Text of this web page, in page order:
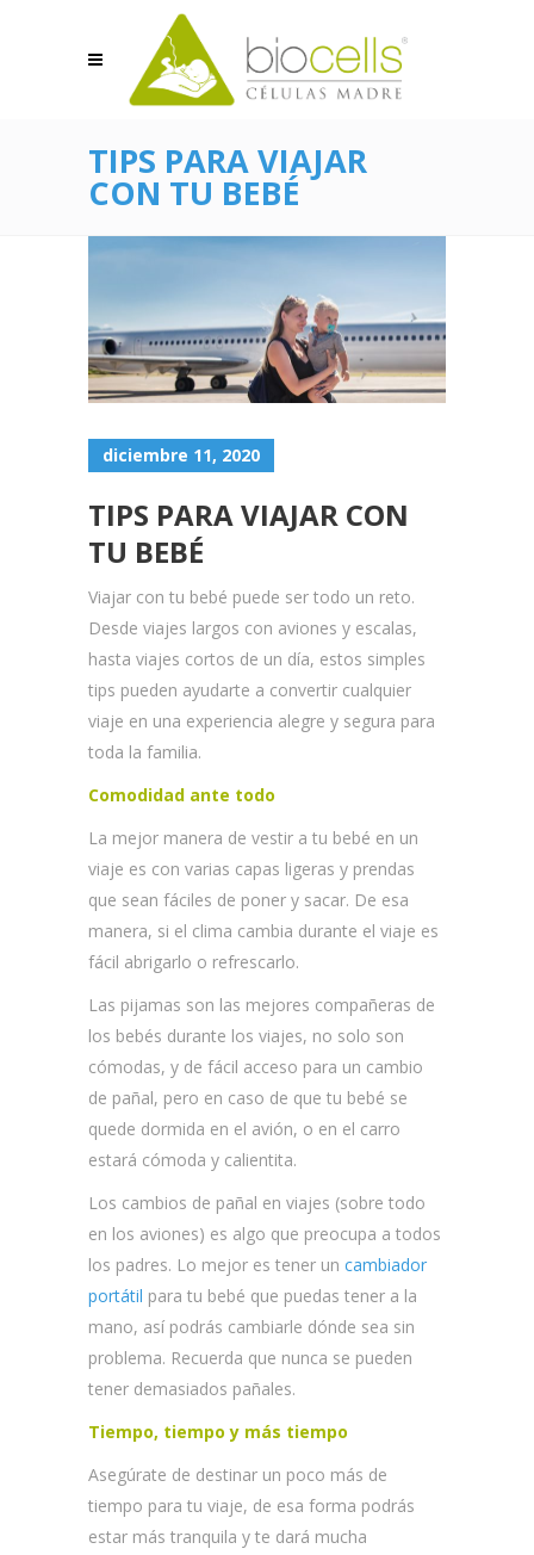
TIPS PARA VIAJAR
CON TU BEBÉ
diciembre 11, 2020
TIPS PARA VIAJAR CON
TU BEBÉ
Viajar con tu bebé puede ser todo un reto.
Desde viajes largos con aviones y escalas,
hasta viajes cortos de un día, estos simples
tips pueden ayudarte a convertir cualquier
viaje en una experiencia alegre y segura para
toda la familia.
Comodidad ante todo
La mejor manera de vestir a tu bebé en un
viaje es con varias capas ligeras y prendas
que sean fáciles de poner y sacar. De esa
manera, si el clima cambia durante el viaje es
fácil abrigarlo o refrescarlo.
Las pijamas son las mejores compañeras de
los bebés durante los viajes, no solo son
cómodas, y de fácil acceso para un cambio
de pañal, pero en caso de que tu bebé se
quede dormida en el avión, o en el carro
estará cómoda y calientita.
Los cambios de pañal en viajes (sobre todo
en los aviones) es algo que preocupa a todos
los padres. Lo mejor es tener un cambiador
portátil para tu bebé que puedas tener a la
mano, así podrás cambiarle dónde sea sin
problema. Recuerda que nunca se pueden
tener demasiados pañales.
Tiempo, tiempo y más tiempo
Asegúrate de destinar un poco más de
tiempo para tu viaje, de esa forma podrás
estar más tranquila y te dará mucha